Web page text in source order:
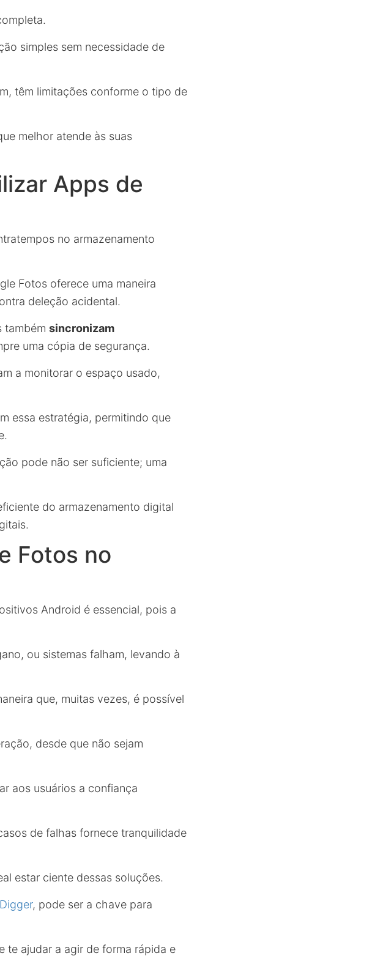
simples sem necessidade de
têm limitações conforme o tipo de
melhor atende às suas
Apps de
no armazenamento
Fotos oferece uma maneira
deleção acidental.
também sincronizam
uma cópia de segurança.
a monitorar o espaço usado,
essa estratégia, permitindo que
pode não ser suficiente; uma
do armazenamento digital
Fotos no
Android é essencial, pois a
ou sistemas falham, levando à
que, muitas vezes, é possível
desde que não sejam
aos usuários a confiança
de falhas fornece tranquilidade
estar ciente dessas soluções.
, pode ser a chave para
te ajudar a agir de forma rápida e